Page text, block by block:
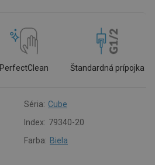
PerfectClean Štandardná prípojka
Séria: Cube
Index: 79340-20
Farba: Biela